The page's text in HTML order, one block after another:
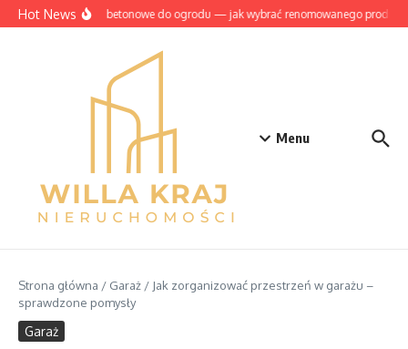
Przejdź do treści
Hot NewsSzamba betonowe do ogrodu — jak wybrać renomowanego
Menu
Strona główna / Garaż / Jak zorganizować przestrzeń w garażu –
sprawdzone pomysły
Garaż